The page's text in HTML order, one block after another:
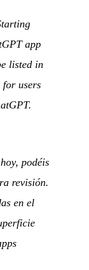
app
listed in
for users
podéis
revisión.
en el